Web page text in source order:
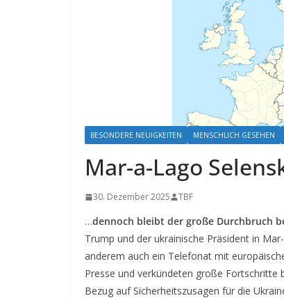
BESONDERE NEUIGKEITEN MENSCHLICH GESEHEN
Mar-a-Lago
30. Dezember 2025 TBF
…dennoch bleibt der große Durchbruch
Trump und der ukrainische Präsident in
anderem auch ein Telefonat mit
Presse und verkündeten große Fortschritte
Bezug auf Sicherheitszusagen für die